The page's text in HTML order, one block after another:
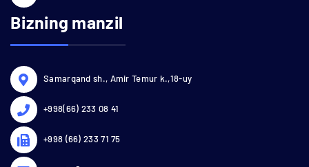
Bizning manzil
Samarqand sh., Amir Temur k.,18-uy
+998(66) 233 08 41
+998 (66) 233 71 75